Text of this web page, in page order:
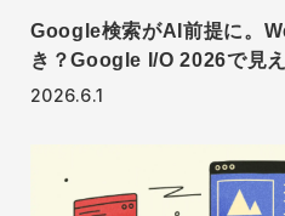
Google検索がAI前提に。
き？Google I/O 2026で見
2026.6.1